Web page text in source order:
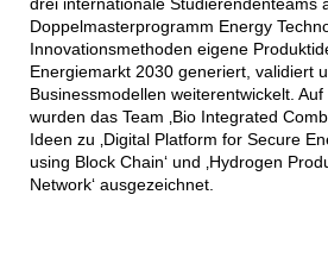
Doppelmasterprogramm Energy
Innovationsmethoden eigene
Energiemarkt 2030 generiert, validiert
Businessmodellen weiterentwickelt.
wurden das Team ‚Bio Integrated
Ideen zu ‚Digital Platform for Secure
using Block Chain‘ und ‚Hydrogen
Network‘ ausgezeichnet.